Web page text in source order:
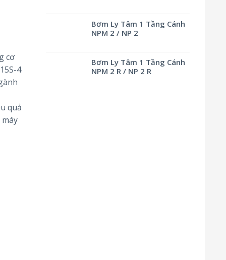
Bơm Ly Tâm 1 Tầng Cánh
NPM 2 / NP 2
Bơm Ly Tâm 1 Tầng Cánh
NPM 2 R / NP 2 R
cơ
4
quả